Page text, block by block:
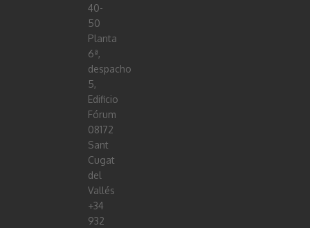
40-
50
Planta
6ª,
despacho
5,
Edificio
Fórum
08172
Sant
Cugat
del
Vallés
+34
932